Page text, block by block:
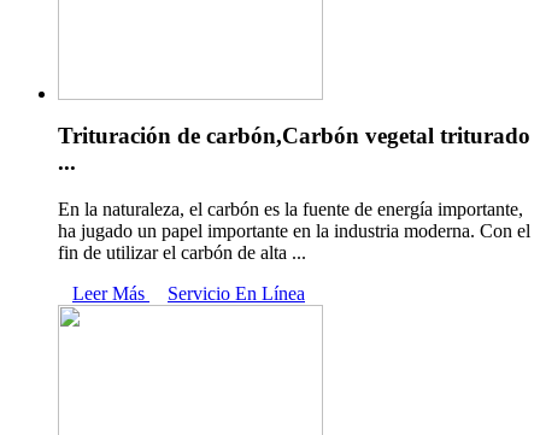
Trituración de carbón,Carbón vegetal triturado
...
En la naturaleza, el carbón es la fuente de energía importante,
ha jugado un papel importante en la industria moderna. Con el
fin de utilizar el carbón de alta ...
Leer Más
Servicio En Línea